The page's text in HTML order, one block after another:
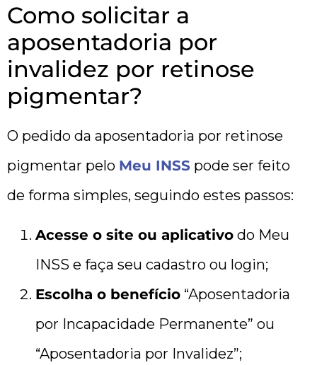
Como solicitar a
aposentadoria por
invalidez por retinose
pigmentar?
O pedido da aposentadoria por retinose
pigmentar pelo Meu INSS pode ser feito
de forma simples, seguindo estes passos:
Acesse o site ou aplicativo do Meu
INSS e faça seu cadastro ou login;
Escolha o benefício “Aposentadoria
por Incapacidade Permanente” ou
“Aposentadoria por Invalidez”;